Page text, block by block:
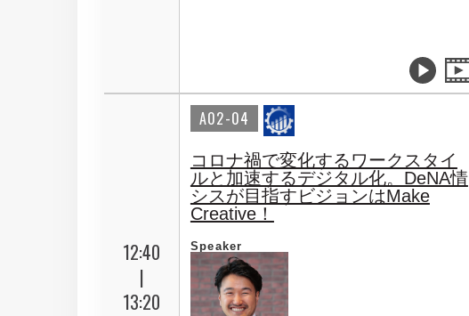
12:40
|
13:20
A02-04
コロナ禍で変化するワークスタイ
ルと加速するデジタル化。DeNA情
シスが目指すビジョンはMake
Creative！
Speaker